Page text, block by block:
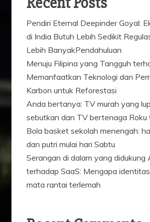
Pendiri Eternal Deepinder Goyal:
di India Butuh Lebih Sedikit
Lebih BanyakPendahuluan
Menuju Filipina yang Tangguh
Memanfaatkan Teknologi dan
Karbon untuk Reforestasi
Anda bertanya: TV murah yang
sebutkan dan TV bertenaga Roku
Bola basket sekolah menengah:
dan putri mulai hari Sabtu
Serangan di dalam yang didukung
terhadap SaaS: Mengapa
mata rantai terlemah